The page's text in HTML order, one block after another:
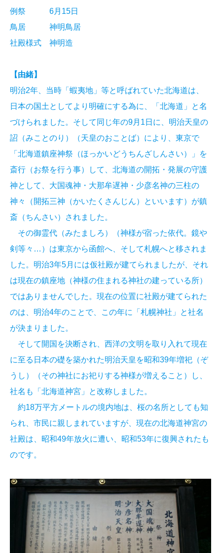
例祭 6月15日
鳥居 神明鳥居
社殿様式 神明造
【由緒】
明治2年、当時「蝦夷地」等と呼ばれていた北海道は、
日本の国土としてより明確にする為に、「北海道」と名
づけられました。そして同じ年の9月1日に、明治天皇の
詔（みことのり）（天皇のおことば）により、東京で
「北海道鎮座神祭（ほっかいどうちんざしんさい）」を
斎行（お祭を行う事）して、北海道の開拓・発展の守護
神として、大国魂神・大那牟遅神・少彦名神の三柱の
神々（開拓三神（かいたくさんじん）といいます）が鎮
斎（ちんさい）されました。
その御霊代（みたましろ）（神様が宿った依代。鏡や
剣等々…）は東京から函館へ、そして札幌へと移されま
した。明治3年5月には仮社殿が建てられましたが、それ
は現在の鎮座地（神様の住まれる神社の建っている所）
ではありませんでした。現在の位置に社殿が建てられた
のは、明治4年のことで、この年に「札幌神社」と社名
が決まりました。
そして開国を決断され、西洋の文明を取り入れて現在
に至る日本の礎を築かれた明治天皇を昭和39年増祀（ぞ
うし）（その神社にお祀りする神様が増えること）し、
社名も「北海道神宮」と改称しました。
約18万平方メートルの境内地は、桜の名所としても知
られ、市民に親しまれていますが、現在の北海道神宮の
社殿は、昭和49年放火に遭い、昭和53年に復興されたも
のです。